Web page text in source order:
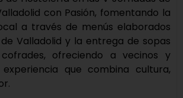
con Pasión, fomentando la
a través de menús elaborados
Valladolid y la entrega de sopas
ofreciendo a vecinos y
que combina cultura,